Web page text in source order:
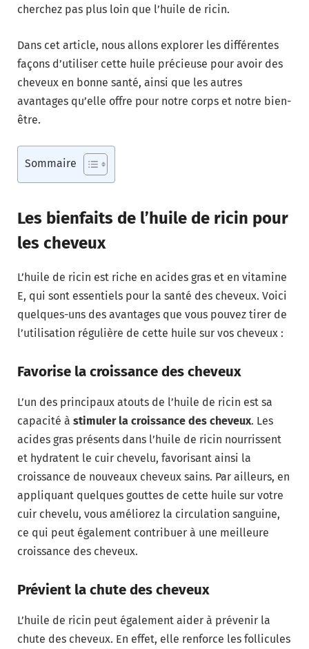
cherchez pas plus loin que l’huile de ricin.
Dans cet article, nous allons explorer les différentes
façons d’utiliser cette huile précieuse pour avoir des
cheveux en bonne santé, ainsi que les autres
avantages qu’elle offre pour notre corps et notre bien-
être.
Sommaire
Les bienfaits de l’huile de ricin pour
les cheveux
L’huile de ricin est riche en acides gras et en vitamine
E, qui sont essentiels pour la santé des cheveux. Voici
quelques-uns des avantages que vous pouvez tirer de
l’utilisation régulière de cette huile sur vos cheveux :
Favorise la croissance des cheveux
L’un des principaux atouts de l’huile de ricin est sa
capacité à stimuler la croissance des cheveux. Les
acides gras présents dans l’huile de ricin nourrissent
et hydratent le cuir chevelu, favorisant ainsi la
croissance de nouveaux cheveux sains. Par ailleurs, en
appliquant quelques gouttes de cette huile sur votre
cuir chevelu, vous améliorez la circulation sanguine,
ce qui peut également contribuer à une meilleure
croissance des cheveux.
Prévient la chute des cheveux
L’huile de ricin peut également aider à prévenir la
chute des cheveux. En effet, elle renforce les follicules